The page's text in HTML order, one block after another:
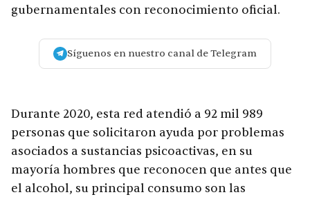
gubernamentales con reconocimiento oficial.
Síguenos en nuestro canal de Telegram
Durante 2020, esta red atendió a 92 mil 989
personas que solicitaron ayuda por problemas
asociados a sustancias psicoactivas, en su
mayoría hombres que reconocen que antes que
el alcohol, su principal consumo son las